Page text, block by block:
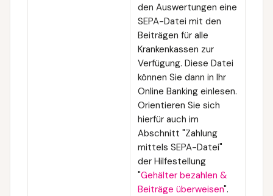
den Auswertungen eine
SEPA-Datei mit den
Beiträgen für alle
Krankenkassen zur
Verfügung. Diese Datei
können Sie dann in Ihr
Online Banking einlesen.
Orientieren Sie sich
hierfür auch im
Abschnitt "Zahlung
mittels SEPA-Datei"
der Hilfestellung
"Gehälter bezahlen &
Beiträge überweisen".